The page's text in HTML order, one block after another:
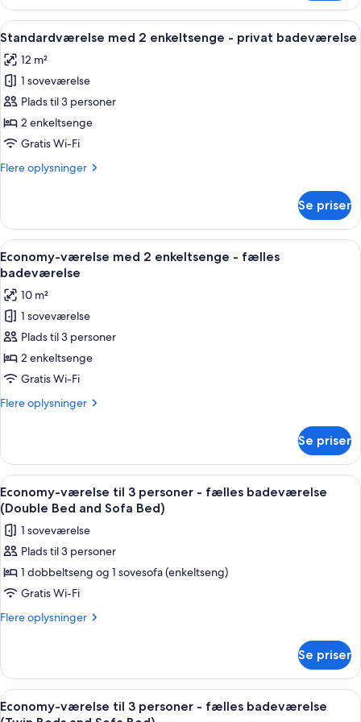
enkeltværelse
fælles
Indlæs
alle
billeder
af
Standardværelse
med
2
-
Skrivebord, strygejern/strygebræt,
4
Standardværelse med 2 enkeltsenge - privat badeværelse
12 m²
1 soveværelse
Plads til 3 personer
2 enkeltsenge
Gratis Wi-Fi
Flere oplysninger
Flere
med
enkeltsenge
-
badeværelse
Se priser
Indlæs
alle
billeder
af
Economy-
værelse
med
2
enkeltsenge
badeværelse
Et hotelværelse med en stor seng,
7
Economy-værelse med 2 enkeltsenge - fælles
badeværelse
10 m²
1 soveværelse
Plads til 3 personer
2 enkeltsenge
Gratis Wi-Fi
Flere oplysninger
Flere
værelse
med
2
enkeltsenge
-
fælles
badeværelse
Se priser
Indlæs
alle
billeder
af
Economy-
værelse
til
3
fælles
badeværelse
(Double
Et hotelværelse med to senge, en
8
Economy-værelse til 3 personer - fælles badeværelse
(Double Bed and Sofa Bed)
1 soveværelse
Plads til 3 personer
1 dobbeltseng og 1 sovesofa (enkeltseng)
Gratis Wi-Fi
Flere oplysninger
Flere
værelse
til
3
personer
Se priser
Indlæs
alle
Et lille hotelværelse med seng,
6
Economy-værelse til 3 personer - fælles badeværelse